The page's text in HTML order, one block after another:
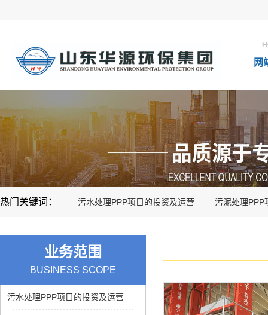
网
热门关键词： 污水处理PPP项目的投资及运营 污泥处理PPP
业务范围
BUSINESS SCOPE
污水处理PPP项目的投资及运营